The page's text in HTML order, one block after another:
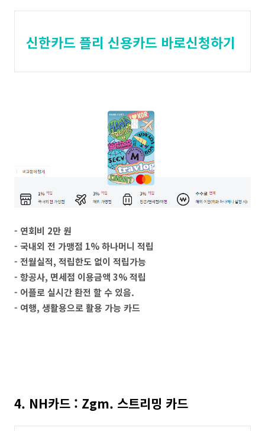
신한카드 플리 신용카드 바로신청하기
- 연회비 2만 원
- 국내외 전 가맹점 1% 하나머니 적립
- 전월실적, 적립한도 없이 적립가능
- 항공사, 면세점 이용금액 3% 적립
- 어플로 실시간 환전 할 수 있음.
- 여행, 생활용으로 활용 가능 카드
4. NH카드 : Zgm. 스트리밍 카드